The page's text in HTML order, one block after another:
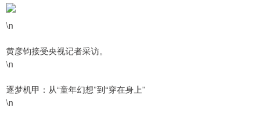
\n
黄彦钧接受央视记者采访。
\n
逐梦机甲：从“童年幻想”到“穿在身上”
\n